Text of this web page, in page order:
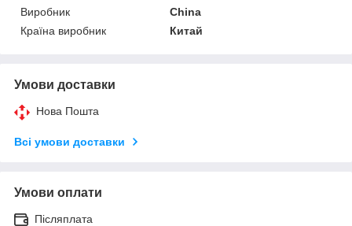
Виробник
China
Країна виробник
Китай
Умови доставки
Нова Пошта
Всі умови доставки
Умови оплати
Післяплата